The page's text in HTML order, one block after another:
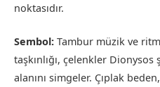
noktasıdır.
Sembol: Tambur müzik ve
taşkınlığı, çelenkler
alanını simgeler. Çıplak